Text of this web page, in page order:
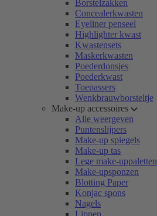
Borstelzakken
Concealerkwasten
Eyeliner penseel
Highlighter kwast
Kwastensets
Maskerkwasten
Poederdonsjes
Poederkwast
Toepassers
Wenkbrauwborsteltje
Make-up accessoires
Alle weergeven
Puntenslijpers
Make-up spiegels
Make-up tas
Lege make-uppaletten
Make-upsponzen
Blotting Paper
Konjac spons
Nagels
Lippen